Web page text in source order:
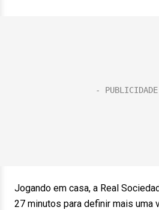
Jogando em casa, a Real
27 minutos para definir mais uma